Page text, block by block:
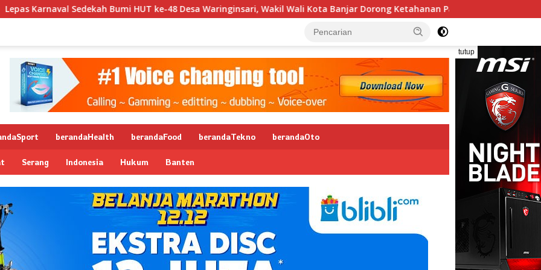
Sedekah Bumi HUT ke-48 Desa Waringinsari, Wakil Wali Kota Banjar Dorong Ketahanan Pangan dan Pelestarian Budaya
tutup
berandaHealth berandaFood berandaTekno berandaOto
Serang Indonesia Hukum Banten